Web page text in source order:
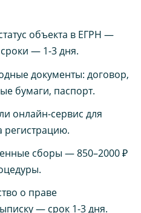
объекта в ЕГРН —
— 1-3 дня.
документы: договор,
бумаги, паспорт.
онлайн-сервис для
регистрацию.
сборы — 850–2000 ₽
о праве
— срок 1-3 дня.